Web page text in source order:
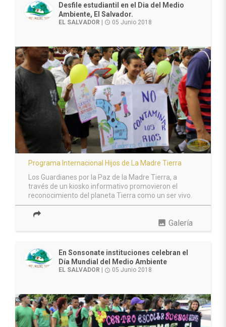
Desfile estudiantil en el Dia del Medio
Ambiente, El Salvador.
EL SALVADOR | access_time 05 Junio 2018
Programa Internacional Hijos de La Madre Tierra
Los Guardianes por la Paz de la Madre Tierra, a
través de un kiosko informativo promovieron el
reconocimiento del planeta Tierra como un ser vivo.
photo Galería
En Sonsonate instituciones celebran el
Día Mundial del Medio Ambiente
EL SALVADOR access_time 05 Junio 2018